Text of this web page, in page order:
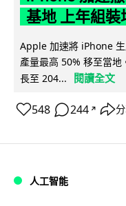
基地 上年組
Apple 加速將 iPhone
產量最高 50% 移至當
長至 204...
閱讀全文
548 244 ↗
人工智能